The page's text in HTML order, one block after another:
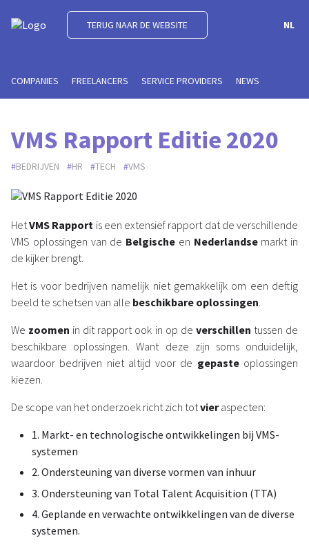
TERUG NAAR DE WEBSITE NL
COMPANIES FREELANCERS SERVICE PROVIDERS NEWS
VMS Rapport Editie 2020
BEDRIJVEN HR TECH VMS
HetVMS Rapport is een extensief rapport dat de verschillende
VMS oplossingen van de Belgische en Nederlandse markt in
de kijker brengt.
Het is voor bedrijven namelijk niet gemakkelijk om een deftig
beeld te schetsen van alle beschikbare oplossingen.
We zoomen in dit rapport ook in op de verschillen tussen de
beschikbare oplossingen. Want deze zijn soms onduidelijk,
waardoor bedrijven niet altijd voor de gepaste oplossingen
kiezen.
De scope van het onderzoek richt zich totvieraspecten:
1. Markt- en technologische ontwikkelingen bij VMS-
systemen
2. Ondersteuning van diverse vormen van inhuur
3. Ondersteuning van Total Talent Acquisition (TTA)
4. Geplande en verwachte ontwikkelingen van de diverse
systemen.